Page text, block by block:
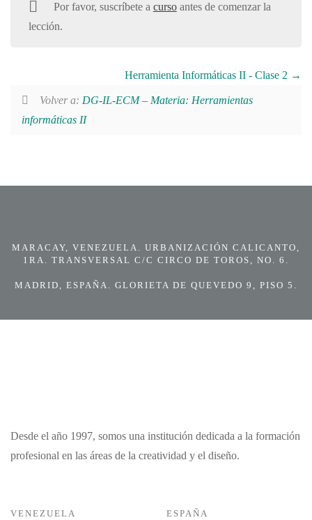
Por favor, suscríbete a cursoantes de comenzar la
lección.
Herramienta Informáticas II - Clase 2
Volver a: DG-IL-ECM – Materia: Herramientas
informáticas II
MARACAY, VENEZUELA. URBANIZACIÓN CALICANTO,
1RA. TRANSVERSAL C/C CIRCO DE TOROS, NO. 6.
MADRID, ESPAÑA. GLORIETA DE QUEVEDO 9, PISO 5.
Desde el año 1997, somos una institución dedicada a la formación
profesional en las áreas de la creatividad y el diseño.
VENEZUELA ESPAÑA